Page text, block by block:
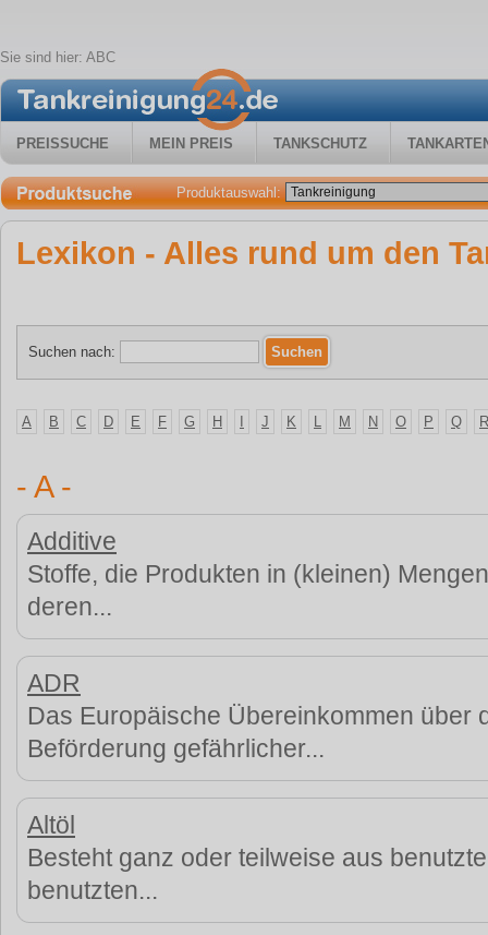
Sie sind hier: ABC
PREISSUCHE MEIN PREIS TANKSCHUTZ
Produktauswahl:
Lexikon - Alles rund um den
Suchen nach:
A B C D E F G H J K L M N O P Q R
- A -
Additive
Stoffe, die Produkten in (kleinen)
deren...
ADR
Das Europäische Übereinkommen über
Beförderung gefährlicher...
Altöl
Besteht ganz oder teilweise aus
benutzten...